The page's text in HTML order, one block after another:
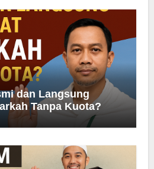
dan Langsung
Tanpa Kuota?